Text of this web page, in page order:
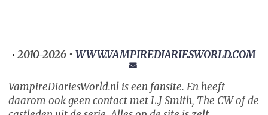
• 2010-2026 • WWW.VAMPIREDIARIESWORLD.COM
VampireDiariesWorld.nl is een fansite. En heeft
daarom ook geen contact met L.J Smith, The CW of de